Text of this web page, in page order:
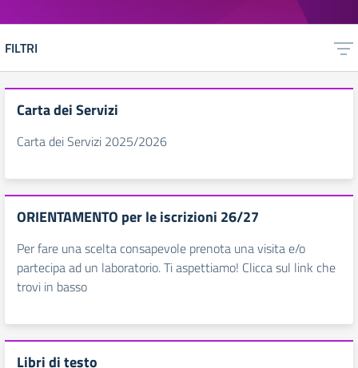
FILTRI
Carta dei Servizi
Carta dei Servizi 2025/2026
ORIENTAMENTO per le iscrizioni 26/27
Per fare una scelta consapevole prenota una visita e/o
partecipa ad un laboratorio. Ti aspettiamo! Clicca sul link che
trovi in basso
Libri di testo